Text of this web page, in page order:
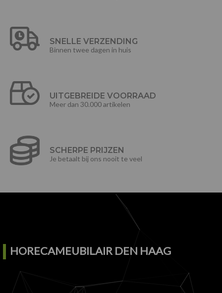
SNELLE VERZENDING
Binnen twee dagen in huis
UITGEBREIDE VOORRAAD
Meer dan 30.000 artikelen
SCHERPE PRIJZEN
Je betaalt bij ons nooit te veel
HORECAMEUBILAIR DEN HAAG